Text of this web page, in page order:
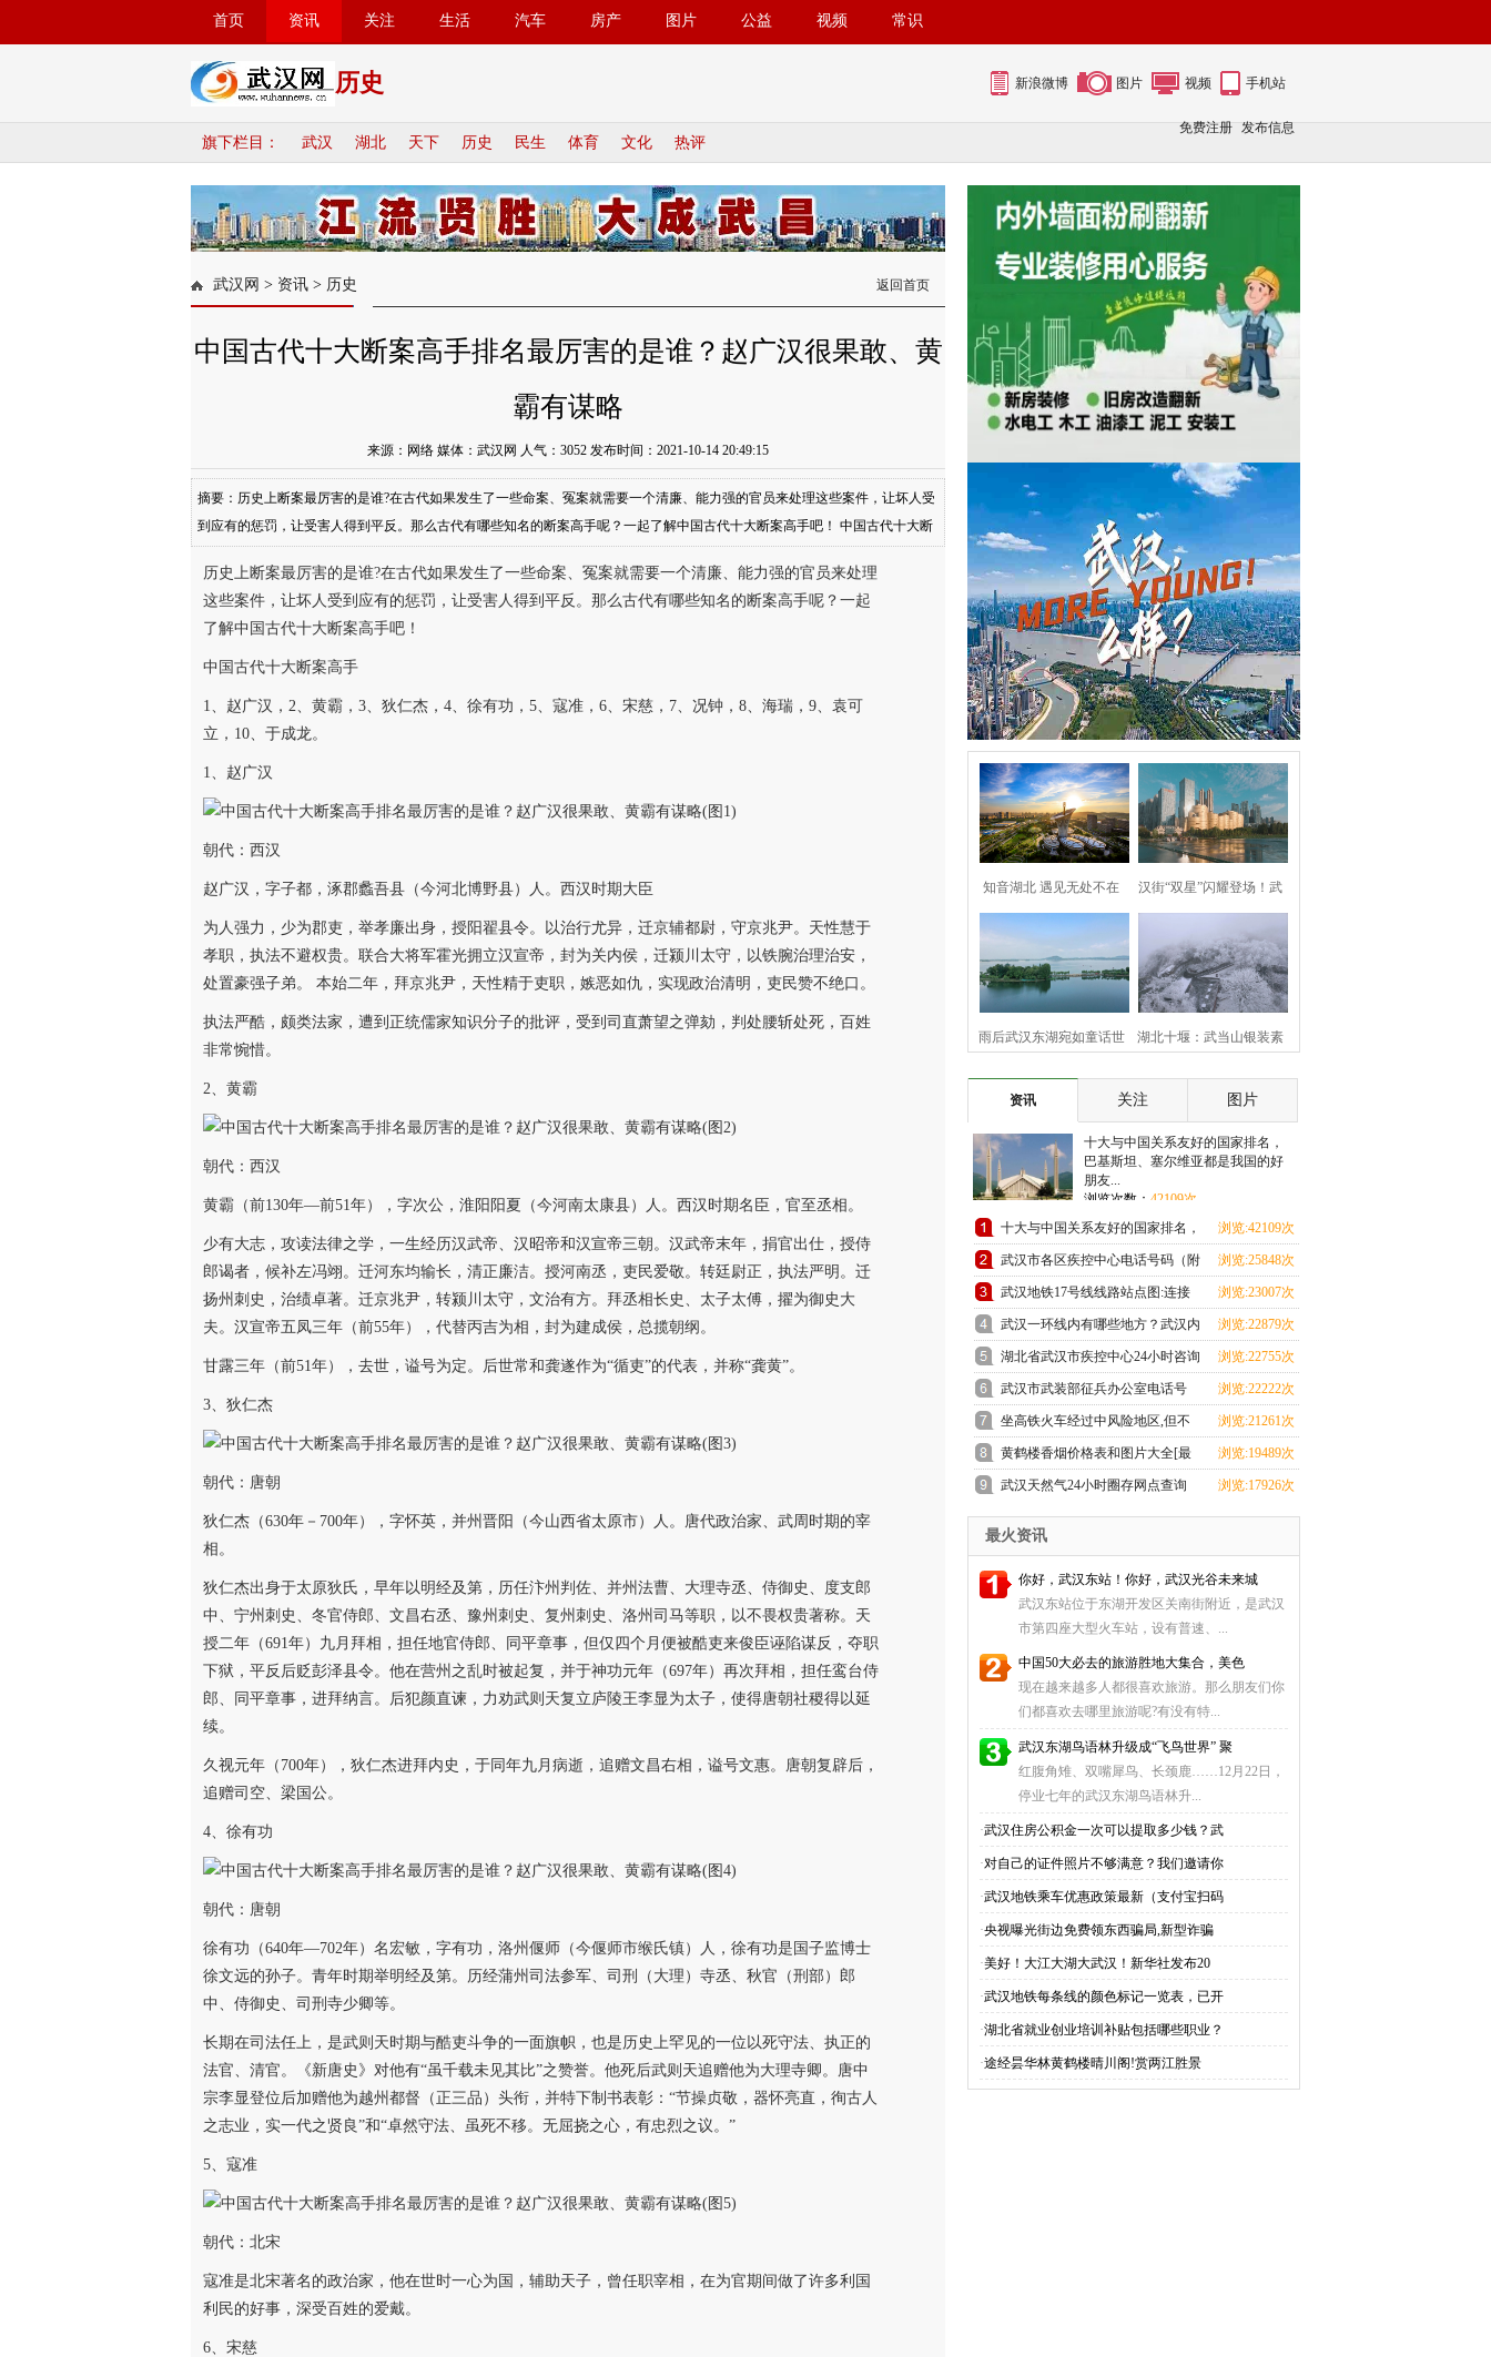
首页 资讯 关注 生活 汽车 房产 图片 公益 视频 常识
历史 新浪微博 图片 视频 手机站
免费注册 发布信息
旗下栏目： 武汉 湖北 天下 历史 民生 体育 文化 热评
武汉网 > 资讯 > 历史 返回首页
中国古代十大断案高手排名最厉害的是谁？赵广汉很果敢、黄
霸有谋略
来源：网络 媒体：武汉网 人气： 3052 发布时间：2021-10-14 20:49:15
摘要：历史上断案最厉害的是谁?在古代如果发生了一些命案、冤案就需要一个清廉、能力强的官员来处理这些案件，让坏人受
到应有的惩罚，让受害人得到平反。那么古代有哪些知名的断案高手呢？一起了解中国古代十大断案高手吧！ 中国古代十大断
历史上断案最厉害的是谁?在古代如果发生了一些命案、冤案就需要一个清廉、能力强的官员来处理
这些案件，让坏人受到应有的惩罚，让受害人得到平反。那么古代有哪些知名的断案高手呢？一起
了解中国古代十大断案高手吧！
中国古代十大断案高手
1、赵广汉，2、黄霸，3、狄仁杰，4、徐有功，5、寇准，6、宋慈，7、况钟，8、海瑞，9、袁可
立，10、于成龙。
1、赵广汉
朝代：西汉
赵广汉，字子都，涿郡蠡吾县（今河北博野县）人。西汉时期大臣
为人强力，少为郡吏，举孝廉出身，授阳翟县令。以治行尤异，迁京辅都尉，守京兆尹。天性慧于
孝职，执法不避权贵。联合大将军霍光拥立汉宣帝，封为关内侯，迁颍川太守，以铁腕治理治安，
处置豪强子弟。 本始二年，拜京兆尹，天性精于吏职，嫉恶如仇，实现政治清明，吏民赞不绝口。
执法严酷，颇类法家，遭到正统儒家知识分子的批评，受到司直萧望之弹劾，判处腰斩处死，百姓
非常惋惜。
2、黄霸
朝代：西汉
黄霸（前130年—前51年），字次公，淮阳阳夏（今河南太康县）人。西汉时期名臣，官至丞相。
少有大志，攻读法律之学，一生经历汉武帝、汉昭帝和汉宣帝三朝。汉武帝末年，捐官出仕，授侍
郎谒者，候补左冯翊。迁河东均输长，清正廉洁。授河南丞，吏民爱敬。转廷尉正，执法严明。迁
扬州刺史，治绩卓著。迁京兆尹，转颍川太守，文治有方。拜丞相长史、太子太傅，擢为御史大
夫。汉宣帝五凤三年（前55年），代替丙吉为相，封为建成侯，总揽朝纲。
甘露三年（前51年），去世，谥号为定。后世常和龚遂作为“循吏”的代表，并称“龚黄”。
3、狄仁杰
朝代：唐朝
狄仁杰（630年－700年），字怀英，并州晋阳（今山西省太原市）人。唐代政治家、武周时期的宰
相。
狄仁杰出身于太原狄氏，早年以明经及第，历任汴州判佐、并州法曹、大理寺丞、侍御史、度支郎
中、宁州刺史、冬官侍郎、文昌右丞、豫州刺史、复州刺史、洛州司马等职，以不畏权贵著称。天
授二年（691年）九月拜相，担任地官侍郎、同平章事，但仅四个月便被酷吏来俊臣诬陷谋反，夺职
下狱，平反后贬彭泽县令。他在营州之乱时被起复，并于神功元年（697年）再次拜相，担任鸾台侍
郎、同平章事，进拜纳言。后犯颜直谏，力劝武则天复立庐陵王李显为太子，使得唐朝社稷得以延
续。
久视元年（700年），狄仁杰进拜内史，于同年九月病逝，追赠文昌右相，谥号文惠。唐朝复辟后，
追赠司空、梁国公。
4、徐有功
朝代：唐朝
徐有功（640年—702年）名宏敏，字有功，洛州偃师（今偃师市缑氏镇）人，徐有功是国子监博士
徐文远的孙子。青年时期举明经及第。历经蒲州司法参军、司刑（大理）寺丞、秋官（刑部）郎
中、侍御史、司刑寺少卿等。
长期在司法任上，是武则天时期与酷吏斗争的一面旗帜，也是历史上罕见的一位以死守法、执正的
法官、清官。《新唐史》对他有“虽千载未见其比”之赞誉。他死后武则天追赠他为大理寺卿。唐中
宗李显登位后加赠他为越州都督（正三品）头衔，并特下制书表彰：“节操贞敬，器怀亮直，徇古人
之志业，实一代之贤良”和“卓然守法、虽死不移。无屈挠之心，有忠烈之议。”
5、寇准
朝代：北宋
寇准是北宋著名的政治家，他在世时一心为国，辅助天子，曾任职宰相，在为官期间做了许多利国
利民的好事，深受百姓的爱戴。
6、宋慈
知音湖北 遇见无处不在 汉街“双星”闪耀登场！武
汉两处地标焕新亮相
雨后武汉东湖宛如童话世 湖北十堰：武当山银装素
资讯
关注 图片
十大与中国关系友好的国家排名，
巴基斯坦、塞尔维亚都是我国的好
朋友...
浏览次数： 42109次
十大与中国关系友好的国家排名，
巴基斯坦、塞尔维亚都是我国的好
朋友
浏览:42109次
武汉市各区疾控中心电话号码（附
湖北17市疾控中心咨询电话+地址
查询+上班时间）
浏览:25848次
武汉地铁17号线线路站点图:连接
武汉三大火车站，从天河机场至黄
家湖大学城
浏览:23007次
武汉一环线内有哪些地方？武汉内
环线、二环线、三环线、四环线、
五环线地图是怎么划分的
浏览:22879次
湖北省武汉市疾控中心24小时咨询
热线，市疾控中心常用电话号码一
览表
浏览:22755次
武汉市武装部征兵办公室电话号
码，武汉各区征兵咨询电话号码一
览表
浏览:22222次
坐高铁火车经过中风险地区,但不
下车,健康码会变色吗？
浏览:21261次
黄鹤楼香烟价格表和图片大全[最
完整版]64种黄鹤楼香烟图片/零售
价全指南
浏览:19489次
武汉天然气24小时圈存网点查询
（自助充值+圈存点地址）
浏览:17926次
最火资讯
你好，武汉东站！你好，武汉光谷未来城
武汉东站位于东湖开发区关南街附近，是武汉
市第四座大型火车站，设有普速、...
中国50大必去的旅游胜地大集合，美色
现在越来越多人都很喜欢旅游。那么朋友们你
们都喜欢去哪里旅游呢?有没有特...
武汉东湖鸟语林升级成“飞鸟世界” 聚
红腹角雉、双嘴犀鸟、长颈鹿……12月22日，
停业七年的武汉东湖鸟语林升...
·武汉住房公积金一次可以提取多少钱？武
·对自己的证件照片不够满意？我们邀请你
·武汉地铁乘车优惠政策最新（支付宝扫码
·央视曝光街边免费领东西骗局,新型诈骗
·美好！大江大湖大武汉！新华社发布20
·武汉地铁每条线的颜色标记一览表，已开
·湖北省就业创业培训补贴包括哪些职业？
·途经昙华林黄鹤楼晴川阁!赏两江胜景